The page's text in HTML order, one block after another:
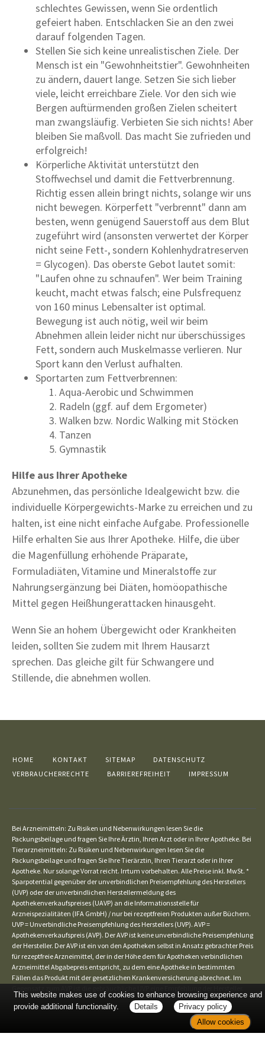
schlechtes Gewissen, wenn Sie ordentlich
gefeiert haben. Entschlacken Sie an den zwei
darauf folgenden Tagen.
Stellen Sie sich keine unrealistischen Ziele. Der
Mensch ist ein "Gewohnheitstier". Gewohnheiten
zu ändern, dauert lange. Setzen Sie sich lieber
viele, leicht erreichbare Ziele. Vor den sich wie
Bergen auftürmenden großen Zielen scheitert
man zwangsläufig. Verbieten Sie sich nichts! Aber
bleiben Sie maßvoll. Das macht Sie zufrieden und
erfolgreich!
Körperliche Aktivität unterstützt den
Stoffwechsel und damit die Fettverbrennung.
Richtig essen allein bringt nichts, solange wir uns
nicht bewegen. Körperfett "verbrennt" dann am
besten, wenn genügend Sauerstoff aus dem Blut
zugeführt wird (ansonsten verwertet der Körper
nicht seine Fett-, sondern Kohlenhydratreserven
= Glycogen). Das oberste Gebot lautet somit:
"Laufen ohne zu schnaufen". Wer beim Training
keucht, macht etwas falsch; eine Pulsfrequenz
von 160 minus Lebensalter ist optimal.
Bewegung ist auch nötig, weil wir beim
Abnehmen allein leider nicht nur überschüssiges
Fett, sondern auch Muskelmasse verlieren. Nur
Sport kann den Verlust aufhalten.
Sportarten zum Fettverbrennen:
Aqua-Aerobic und Schwimmen
Radeln (ggf. auf dem Ergometer)
Walken bzw. Nordic Walking mit Stöcken
Tanzen
Gymnastik
Hilfe aus Ihrer Apotheke
Abzunehmen, das persönliche Idealgewicht bzw. die
individuelle Körpergewichts-Marke zu erreichen und zu
halten, ist eine nicht einfache Aufgabe. Professionelle
Hilfe erhalten Sie aus Ihrer Apotheke. Hilfe, die über
die Magenfüllung erhöhende Präparate,
Formuladiäten, Vitamine und Mineralstoffe zur
Nahrungsergänzung bei Diäten, homöopathische
Mittel gegen Heißhungerattacken hinausgeht.
Wenn Sie an hohem Übergewicht oder Krankheiten
leiden, sollten Sie zudem mit Ihrem Hausarzt
sprechen. Das gleiche gilt für Schwangere und
Stillende, die abnehmen wollen.
HOME KONTAKT SITEMAP
DATENSCHUTZ
VERBRAUCHERRECHTE
BARRIEREFREIHEIT IMPRESSUM
Bei Arzneimitteln: Zu Risiken und Nebenwirkungen lesen Sie die
Packungsbeilage und fragen Sie Ihre Ärztin, Ihren Arzt oder in Ihrer Apotheke. Bei
Tierarzneimitteln: Zu Risiken und Nebenwirkungen lesen Sie die
Packungsbeilage und fragen Sie Ihre Tierärztin, Ihren Tierarzt oder in Ihrer
Apotheke. Nur solange Vorrat reicht. Irrtum vorbehalten. Alle Preise inkl. MwSt. *
Sparpotential gegenüber der unverbindlichen Preisempfehlung des Herstellers
(UVP) oder der unverbindlichen Herstellermeldung des
Apothekenverkaufspreises (UAVP) an die Informationsstelle für
Arzneispezialitäten (IFA GmbH) / nur bei rezeptfreien Produkten außer Büchern.
UVP = Unverbindliche Preisempfehlung des Herstellers (UVP). AVP =
Apothekenverkaufspreis (AVP). Der AVP ist keine unverbindliche Preisempfehlung
der Hersteller. Der AVP ist ein von den Apotheken selbst in Ansatz gebrachter Preis
für rezeptfreie Arzneimittel, der in der Höhe dem für Apotheken verbindlichen
Arzneimittel Abgabepreis entspricht, zu dem eine Apotheke in bestimmten
Fällen das Produkt mit der gesetzlichen Krankenversicherung abrechnet. Im
This website makes use of cookies to enhance browsing experience and
provide additional functionality.
Details
Privacy policy
Allow cookies